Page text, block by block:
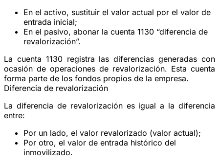
En el activo, sustituir el valor actual por el valor de
entrada inicial;
En el pasivo, abonar la cuenta 1130 “diferencia de
revalorización”.
La cuenta 1130 registra las diferencias generadas con
ocasión de operaciones de revalorización. Esta cuenta
forma parte de los fondos propios de la empresa.
Diferencia de revalorización
La diferencia de revalorización es igual a la diferencia
entre:
Por un lado, el valor revalorizado (valor actual);
Por otro, el valor de entrada histórico del
inmovilizado.